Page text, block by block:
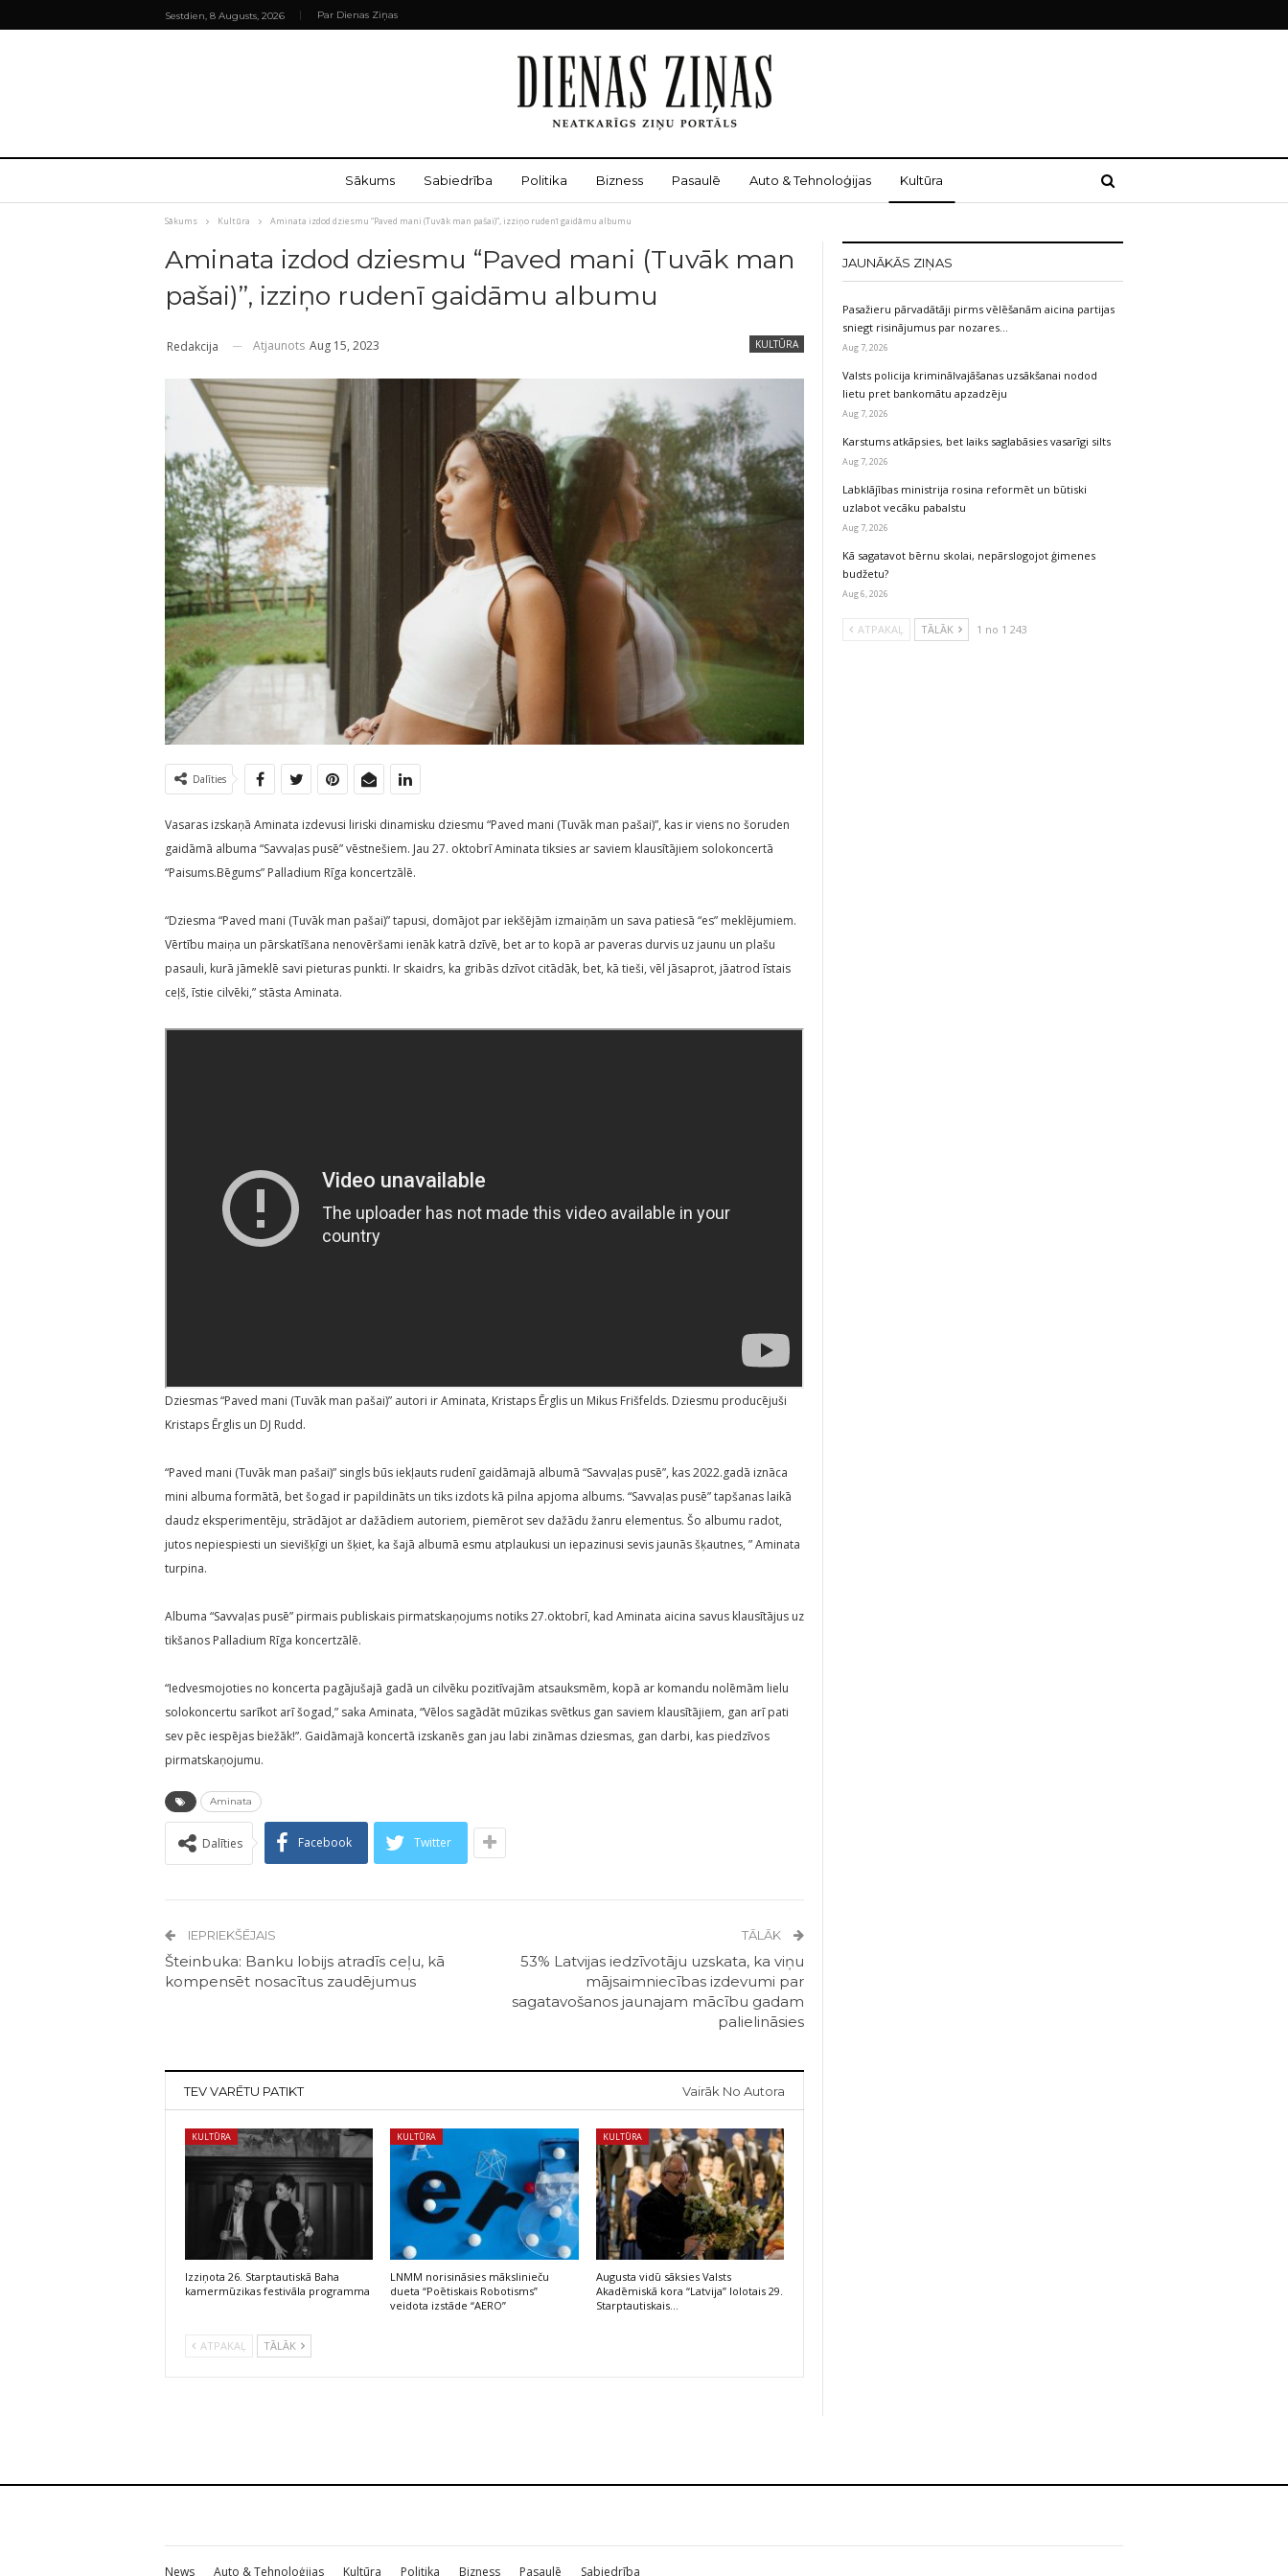
Sestdien, 8 Augusts, 2026 Par Dienas Ziņas
Sākums Sabiedrība Politika Bizness Pasaulē Auto & Tehnoloģijas Kultūra
Sākums Kultūra Aminata izdod dziesmu “Paved mani (Tuvāk man pašai)”, izziņo rudenī gaidāmu albumu
Aminata izdod dziesmu “Paved mani (Tuvāk man
pašai)”, izziņo rudenī gaidāmu albumu
KULTŪRA
Redakcija Atjaunots Aug 15, 2023
Dalīties
Vasaras izskaņā Aminata izdevusi liriski dinamisku dziesmu “Paved mani (Tuvāk man pašai)”, kas ir viens no šoruden
gaidāmā albuma “Savvaļas pusē” vēstnešiem. Jau 27. oktobrī Aminata tiksies ar saviem klausītājiem solokoncertā
“Paisums.Bēgums” Palladium Rīga koncertzālē.
“Dziesma “Paved mani (Tuvāk man pašai)” tapusi, domājot par iekšējām izmaiņām un sava patiesā “es” meklējumiem.
Vērtību maiņa un pārskatīšana nenovēršami ienāk katrā dzīvē, bet ar to kopā ar paveras durvis uz jaunu un plašu
pasauli, kurā jāmeklē savi pieturas punkti. Ir skaidrs, ka gribās dzīvot citādāk, bet, kā tieši, vēl jāsaprot, jāatrod īstais
ceļš, īstie cilvēki,” stāsta Aminata.
Dziesmas “Paved mani (Tuvāk man pašai)” autori ir Aminata, Kristaps Ērglis un Mikus Frišfelds. Dziesmu producējuši
Kristaps Ērglis un DJ Rudd.
“Paved mani (Tuvāk man pašai)” singls būs iekļauts rudenī gaidāmajā albumā “Savvaļas pusē”, kas 2022.gadā iznāca
mini albuma formātā, bet šogad ir papildināts un tiks izdots kā pilna apjoma albums. “Savvaļas pusē” tapšanas laikā
daudz eksperimentēju, strādājot ar dažādiem autoriem, piemērot sev dažādu žanru elementus. Šo albumu radot,
jutos nepiespiesti un sievišķīgi un šķiet, ka šajā albumā esmu atplaukusi un iepazinusi sevis jaunās šķautnes, ” Aminata
turpina.
Albuma “Savvaļas pusē” pirmais publiskais pirmatskaņojums notiks 27.oktobrī, kad Aminata aicina savus klausītājus uz
tikšanos Palladium Rīga koncertzālē.
“Iedvesmojoties no koncerta pagājušajā gadā un cilvēku pozitīvajām atsauksmēm, kopā ar komandu nolēmām lielu
solokoncertu sarīkot arī šogad,” saka Aminata, “Vēlos sagādāt mūzikas svētkus gan saviem klausītājiem, gan arī pati
sev pēc iespējas biežāk!”. Gaidāmajā koncertā izskanēs gan jau labi zināmas dziesmas, gan darbi, kas piedzīvos
pirmatskaņojumu.
Aminata
Dalīties Facebook Twitter
IEPRIEKŠĒJAIS
Šteinbuka: Banku lobijs atradīs ceļu, kā
kompensēt nosacītus zaudējumus
TĀLĀK
53% Latvijas iedzīvotāju uzskata, ka viņu
mājsaimniecības izdevumi par
sagatavošanos jaunajam mācību gadam
palielināsies
TEV VARĒTU PATIKT Vairāk No Autora
KULTŪRA
Izziņota 26. Starptautiskā Baha
kamermūzikas festivāla programma
KULTŪRA
LNMM norisināsies mākslinieču
dueta “Poētiskais Robotisms”
veidota izstāde “AERO”
KULTŪRA
Augusta vidū sāksies Valsts
Akadēmiskā kora “Latvija” lolotais 29.
Starptautiskais…
ATPAKAĻ TĀLĀK
JAUNĀKĀS ZIŅAS
Pasažieru pārvadātāji pirms vēlēšanām aicina partijas
sniegt risinājumus par nozares…
Aug 7, 2026
Valsts policija kriminālvajāšanas uzsākšanai nodod
lietu pret bankomātu apzadzēju
Aug 7, 2026
Karstums atkāpsies, bet laiks saglabāsies vasarīgi silts
Aug 7, 2026
Labklājības ministrija rosina reformēt un būtiski
uzlabot vecāku pabalstu
Aug 7, 2026
Kā sagatavot bērnu skolai, nepārslogojot ģimenes
budžetu?
Aug 6, 2026
ATPAKAĻ TĀLĀK 1 no 1 243
News Auto & Tehnoloģijas Kultūra Politika Bizness Pasaulē Sabiedrība